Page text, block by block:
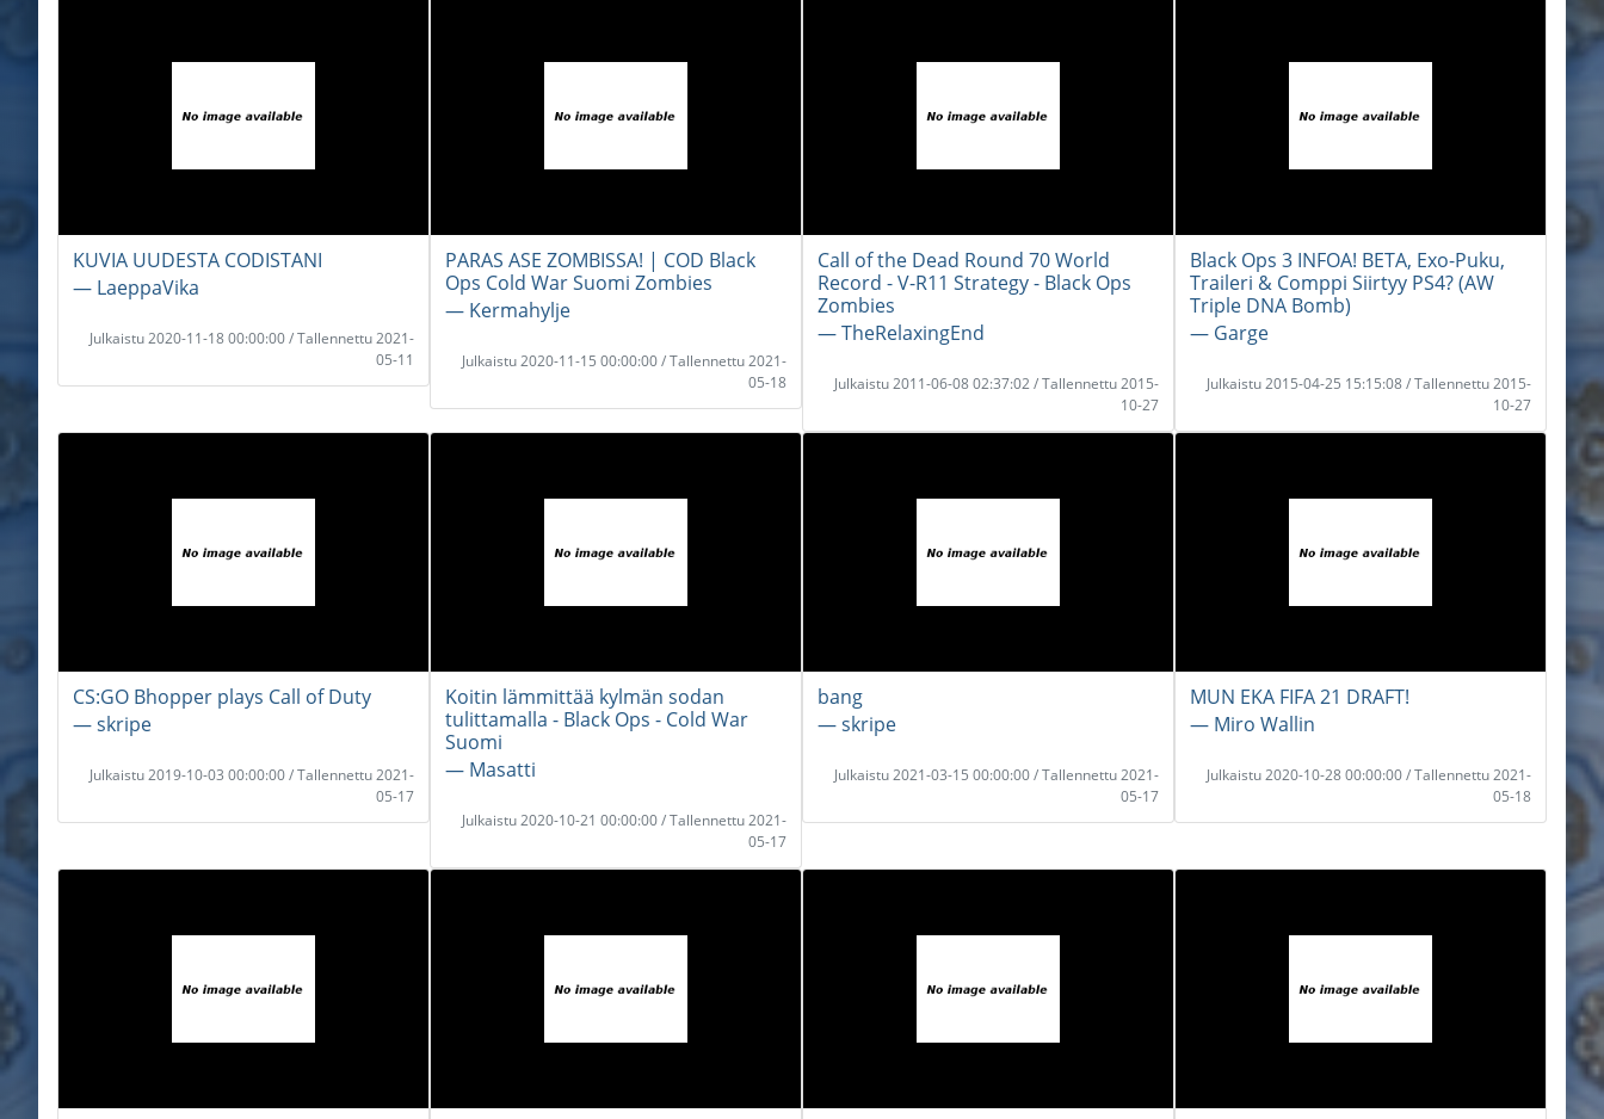
KUVIA UUDESTA CODISTANI
― LaeppaVika
Julkaistu 2020-11-18 00:00:00 / Tallennettu 2021-
05-11
PARAS ASE ZOMBISSA! | COD Black
Ops Cold War Suomi Zombies
― Kermahylje
Julkaistu 2020-11-15 00:00:00 / Tallennettu 2021-
05-18
Call of the Dead Round 70 World
Record - V-R11 Strategy - Black Ops
Zombies
― TheRelaxingEnd
Julkaistu 2011-06-08 02:37:02 / Tallennettu 2015-
10-27
Black Ops 3 INFOA! BETA, Exo-Puku,
Traileri & Comppi Siirtyy PS4? (AW
Triple DNA Bomb)
― Garge
Julkaistu 2015-04-25 15:15:08 / Tallennettu 2015-
10-27
CS:GO Bhopper plays Call of Duty
― skripe
Julkaistu 2019-10-03 00:00:00 / Tallennettu 2021-
05-17
Koitin lämmittää kylmän sodan
tulittamalla - Black Ops - Cold War
Suomi
― Masatti
Julkaistu 2020-10-21 00:00:00 / Tallennettu 2021-
05-17
bang
― skripe
Julkaistu 2021-03-15 00:00:00 / Tallennettu 2021-
05-17
MUN EKA FIFA 21 DRAFT!
― Miro Wallin
Julkaistu 2020-10-28 00:00:00 / Tallennettu 2021-
05-18